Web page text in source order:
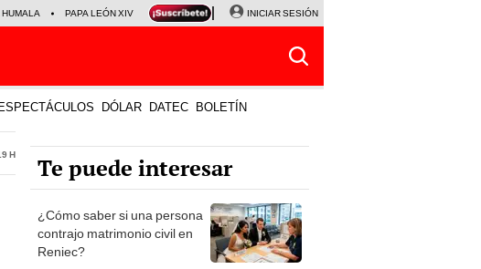
PAPA LEÓN XIV NALDY SALDAÑA LA BELLA LUZ
INICIAR SESIÓN
ESPECTÁCULOS DÓLAR DATEC BOLETÍN
h Te puede interesar
¿Cómo saber si una persona
contrajo matrimonio civil en
Reniec?